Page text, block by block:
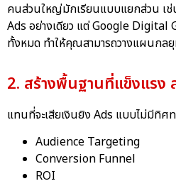
คนส่วนใหญ่มักเรียนแบบแยกส่วน เช่
Ads อย่างเดียว แต่ Google Digital
ทั้งหมด ทำให้คุณสามารถวางแผนกลยุ
2. สร้างพื้นฐานที่แข็งแรง
แทนที่จะเสียเงินยิง Ads แบบไม่มีทิศ
Audience Targeting
Conversion Funnel
ROI